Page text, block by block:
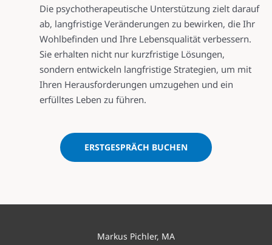
Die psychotherapeutische Unterstützung zielt darauf
ab, langfristige Veränderungen zu bewirken, die Ihr
Wohlbefinden und Ihre Lebensqualität verbessern.
Sie erhalten nicht nur kurzfristige Lösungen,
sondern entwickeln langfristige Strategien, um mit
Ihren Herausforderungen umzugehen und ein
erfülltes Leben zu führen.
ERSTGESPRÄCH BUCHEN
Markus Pichler, MA